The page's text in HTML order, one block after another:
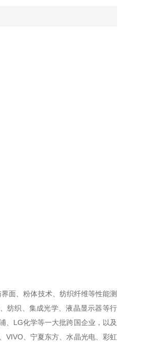
面、粉体技术、纺织纤维等性能测
纺织、集成光学、液晶显示器等行
、LG化学等一大批跨国企业，以及
VIVO、宁夏东方、水晶光电、彩虹